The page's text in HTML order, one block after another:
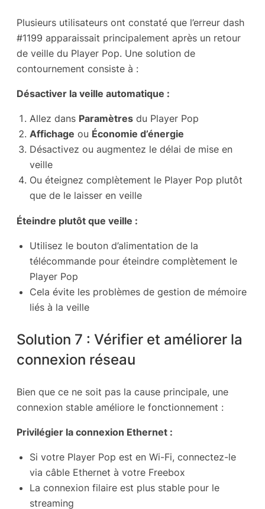
Plusieurs utilisateurs ont constaté que l’erreur dash
#1199 apparaissait principalement après un retour
de veille du Player Pop. Une solution de
contournement consiste à :
Désactiver la veille automatique :
Allez dans Paramètres du Player Pop
Affichage ou Économie d’énergie
Désactivez ou augmentez le délai de mise en
veille
Ou éteignez complètement le Player Pop plutôt
que de le laisser en veille
Éteindre plutôt que veille :
Utilisez le bouton d’alimentation de la
télécommande pour éteindre complètement le
Player Pop
Cela évite les problèmes de gestion de mémoire
liés à la veille
Solution 7 : Vérifier et améliorer la
connexion réseau
Bien que ce ne soit pas la cause principale, une
connexion stable améliore le fonctionnement :
Privilégier la connexion Ethernet :
Si votre Player Pop est en Wi-Fi, connectez-le
via câble Ethernet à votre Freebox
La connexion filaire est plus stable pour le
streaming